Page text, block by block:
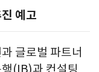
예고
글로벌 파트너
(IB)과 컨설팅